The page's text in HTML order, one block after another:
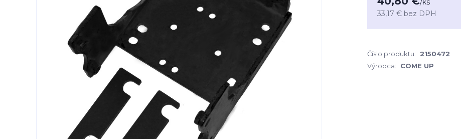
/ks
33,17 € bez DPH
Číslo produktu: 2150472
Výrobca:
COME UP